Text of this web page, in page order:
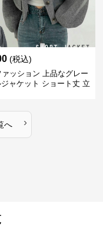
(税込)
ァッション 上品なグレー
ャケット ショート丈 立
へ ›